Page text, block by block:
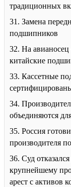
традиционных
31. Замена
подшипников
32. На
китайские
33. Кассетные
34.
объединяются
35. Россия
производителя
36. Суд
крупнейшему
арест с активов